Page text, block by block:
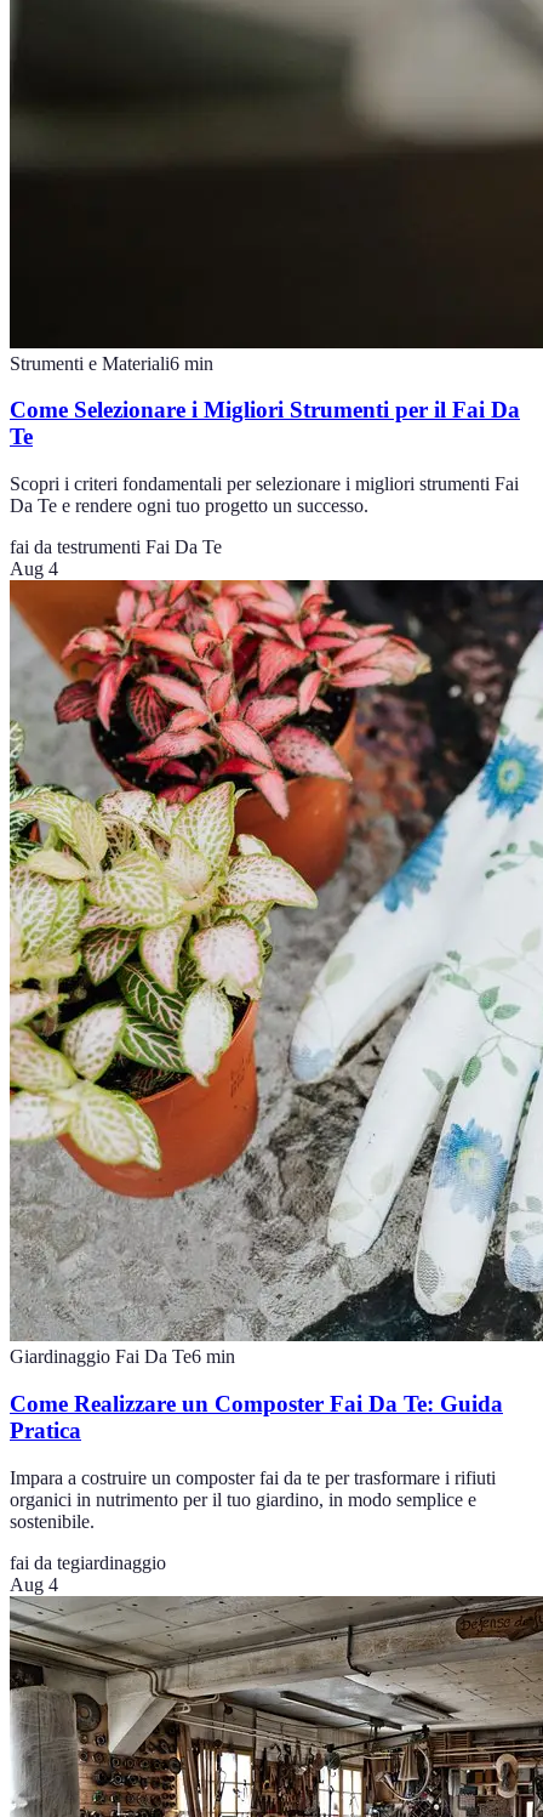
Strumenti e Materiali6 min
Come Selezionare i Migliori Strumenti per il Fai Da
Te
Scopri i criteri fondamentali per selezionare i migliori strumenti Fai
Da Te e rendere ogni tuo progetto un successo.
fai da testrumenti Fai Da Te
Aug 4
Giardinaggio Fai Da Te6 min
Come Realizzare un Composter Fai Da Te: Guida
Pratica
Impara a costruire un composter fai da te per trasformare i rifiuti
organici in nutrimento per il tuo giardino, in modo semplice e
sostenibile.
fai da tegiardinaggio
Aug 4